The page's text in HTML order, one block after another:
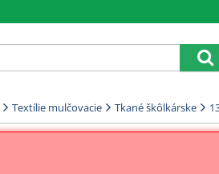
Textílie mulčovacie Tkané škôlkárske